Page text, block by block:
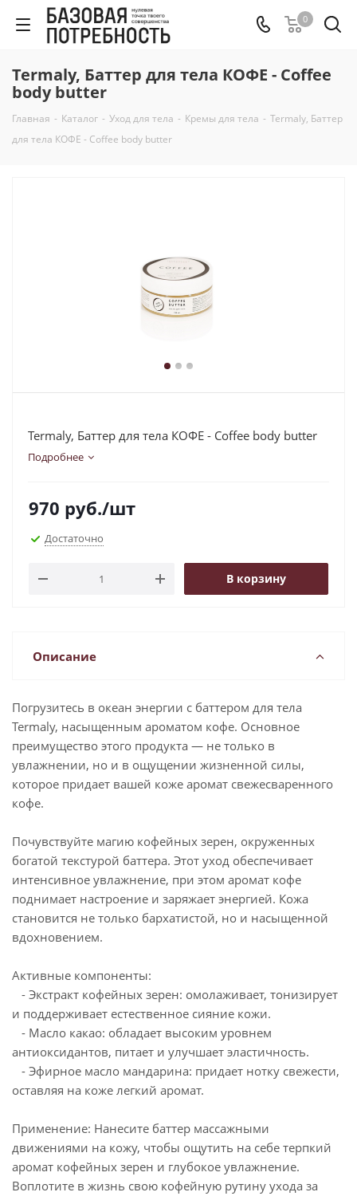
0
Termaly, Баттер для тела КОФЕ - Coffee
body butter
Главная - Каталог - Уход для тела - Кремы для тела - Termaly, Баттер
для тела КОФЕ - Coffee body butter
Termaly, Баттер для тела КОФЕ - Coffee body butter
Подробнее
970 руб./шт
Достаточно
В корзину
Описание
Погрузитесь в океан энергии с баттером для тела
Termaly, насыщенным ароматом кофе. Основное
преимущество этого продукта — не только в
увлажнении, но и в ощущении жизненной силы,
которое придает вашей коже аромат свежесваренного
кофе.
Почувствуйте магию кофейных зерен, окруженных
богатой текстурой баттера. Этот уход обеспечивает
интенсивное увлажнение, при этом аромат кофе
поднимает настроение и заряжает энергией. Кожа
становится не только бархатистой, но и насыщенной
вдохновением.
Активные компоненты:
- Экстракт кофейных зерен: омолаживает, тонизирует
и поддерживает естественное сияние кожи.
- Масло какао: обладает высоким уровнем
антиоксидантов, питает и улучшает эластичность.
- Эфирное масло мандарина: придает нотку свежести,
оставляя на коже легкий аромат.
Применение: Нанесите баттер массажными
движениями на кожу, чтобы ощутить на себе терпкий
аромат кофейных зерен и глубокое увлажнение.
Воплотите в жизнь свою кофейную рутину ухода за